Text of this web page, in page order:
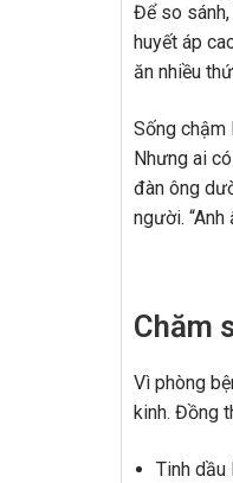
Để so
huyết áp
ăn nhiều
Sống
Nhưng ai
đàn ông
người. “Anh
Chăm
Vì phòng
kinh. Đồng
Tinh dầu